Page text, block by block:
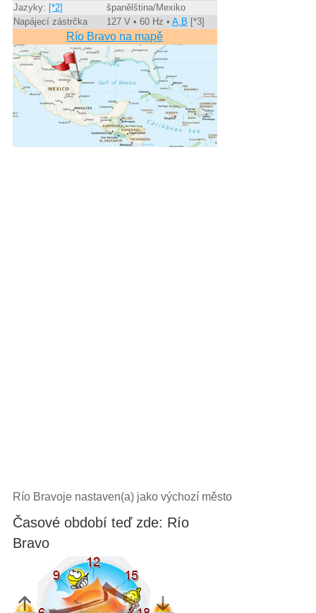
Jazyky: [*2]
španělština/Mexiko
Napájecí zástrčka
127 V • 60 Hz • A,B [*3]
Río Bravo na mapě
Río Bravoje nastaven(a) jako výchozí město
Časové období teď zde: Río
Bravo